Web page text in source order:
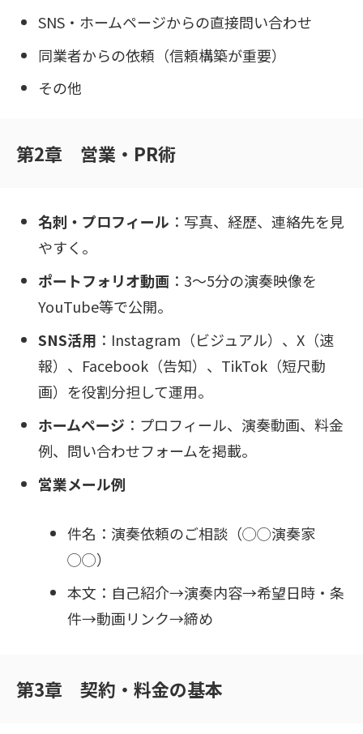
SNS・ホームページからの直接問い合わせ
同業者からの依頼（信頼構築が重要）
その他
第2章 営業・PR術
名刺・プロフィール ：写真、経歴、連絡先を見
やすく。
ポートフォリオ動画 ：3〜5分の演奏映像を
YouTube等で公開。
SNS活用 ：Instagram（ビジュアル）、X（速
報）、Facebook（告知）、TikTok（短尺動
画）を役割分担して運用。
ホームページ ：プロフィール、演奏動画、料金
例、問い合わせフォームを掲載。
営業メール例
件名：演奏依頼のご相談（◯◯演奏家
◯◯）
本文：自己紹介→演奏内容→希望日時・条
件→動画リンク→締め
第3章 契約・料金の基本